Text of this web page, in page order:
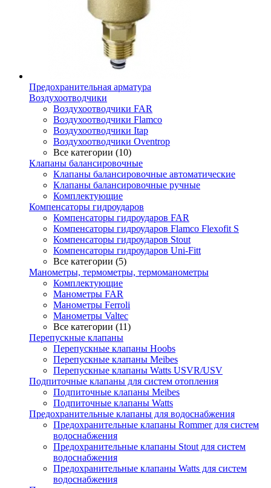
Предохранительная арматура
Воздухоотводчики
Воздухоотводчики FAR
Воздухоотводчики Flamco
Воздухоотводчики Itap
Воздухоотводчики Oventrop
Все категории (10)
Клапаны балансировочные
Клапаны балансировочные автоматические
Клапаны балансировочные ручные
Комплектующие
Компенсаторы гидроударов
Компенсаторы гидроударов FAR
Компенсаторы гидроударов Flamco Flexofit S
Компенсаторы гидроударов Stout
Компенсаторы гидроударов Uni-Fitt
Все категории (5)
Манометры, термометры, термоманометры
Комплектующие
Манометры FAR
Манометры Ferroli
Манометры Valtec
Все категории (11)
Перепускные клапаны
Перепускные клапаны Hoobs
Перепускные клапаны Meibes
Перепускные клапаны Watts USVR/USV
Подпиточные клапаны для систем отопления
Подпиточные клапаны Meibes
Подпиточные клапаны Watts
Предохранительные клапаны для водоснабжения
Предохранительные клапаны Rommer для систем
водоснабжения
Предохранительные клапаны Stout для систем
водоснабжения
Предохранительные клапаны Watts для систем
водоснабжения